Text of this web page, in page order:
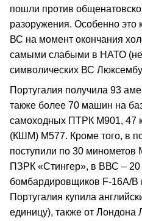
пошли против
разоружения. Особенно это
ВС на момент окончания
самыми слабыми в НАТО (не
символических ВС
Португалия получила 93
также более 70 машин на
самоходных ПТРК М901, 47
(КШМ) М577. Кроме того, в
поступили по 30
ПЗРК «Стингер», в ВВС – 20
бомбардировщиков F-16А/В
Португалия купила
единицу), также от Лондона